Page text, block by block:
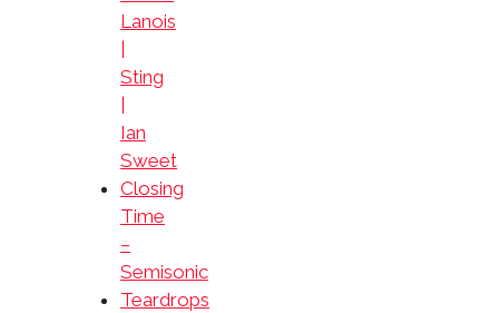
Lanois
Sting
Ian
Sweet
Closing
Time
–
Semisonic
Teardrops